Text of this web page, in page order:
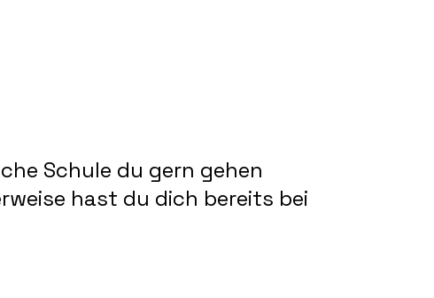
Schule du gern gehen
hast du dich bereits bei